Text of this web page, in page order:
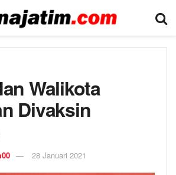
Walikota
Divaksin
28 Januari 2021